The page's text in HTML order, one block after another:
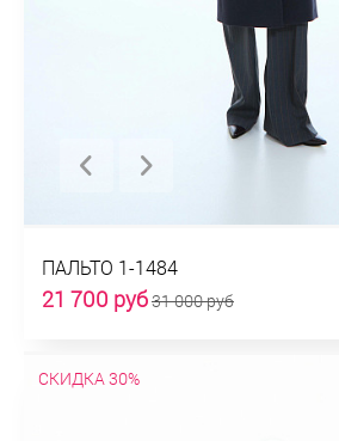
ПАЛЬТО 1-1484
21 700 руб31 000 руб
СКИДКА 30%